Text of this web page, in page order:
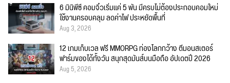
6 มินิพีซี คอมจิ๋วเริ่มแค่ 5 พัน มีครบไม่ต้องประกอบคอมใหม่
ใช้งานครอบคลุม ลดค่าไฟ ประหยัดพื้นที่
Aug 3, 2026
12 เกมเก็บเวล ฟรี MMORPG ท่องโลกกว้าง ตีมอนสเตอร์
ฟาร์มของได้ทั้งวัน สนุกสุดมันส์บนมือถือ อัปเดตปี 2026
Aug 5, 2026